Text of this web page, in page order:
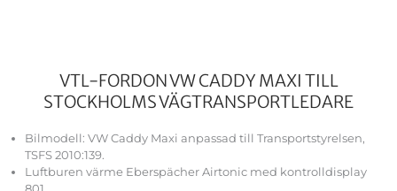
VTL-FORDON VW CADDY MAXI TILL
STOCKHOLMS VÄGTRANSPORT­LEDARE​
Bilmodell: VW Caddy Maxi anpassad till Transportstyrelsen,
TSFS 2010:139.
Luftburen värme Eberspächer Airtonic med kontrolldisplay